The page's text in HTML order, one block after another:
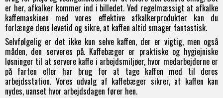
er her, afkalker kommer ind i billedet. Ved regelmæssigt at afkalke
kaffemaskinen med vores effektive afkalkerprodukter kan du
forlænge dens levetid og sikre, at kaffen altid smager fantastisk.
Selvfølgelig er det ikke kun selve kaffen, der er vigtig, men også
måden, den serveres på. Kaffebæger er praktiske og hygiejniske
løsninger til at servere kaffe i arbejdsmiljøer, hvor medarbejderne er
på farten eller har brug for at tage kaffen med til deres
arbejdsstation. Vores udvalg af kaffebæger sikrer, at kaffen kan
nydes, uanset hvor arbejdsdagen fører hen.